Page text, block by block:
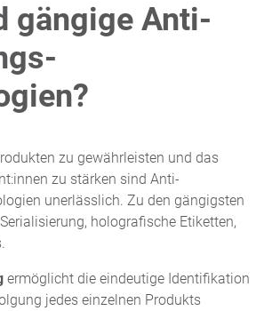
gängige Anti-
zu gewährleisten und das
zu stärken sind Anti-
unerlässlich. Zu den gängigsten
holografische Etiketten,
ermöglicht die eindeutige Identifikation
jedes einzelnen Produkts